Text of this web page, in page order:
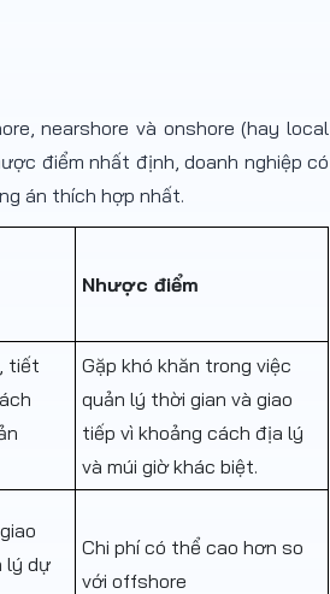
nearshore và onshore (hay local
điểm nhất định, doanh nghiệp có
án thích hợp nhất.
Nhược điểm
tiết
Gặp khó khăn trong việc
quản lý thời gian và giao
tiếp vì khoảng cách địa lý
và múi giờ khác biệt.
lý dự
Chi phí có thể cao hơn so
với offshore